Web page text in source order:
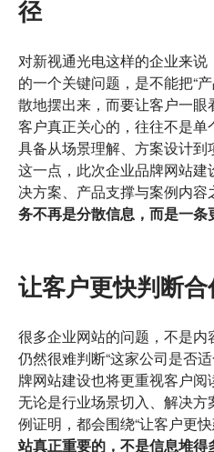
径
对新视通光电这样的企业来
的一个关键问题，是不能把“
散地摆出来，而要让客户一
客户真正关心的，往往不是
具备从场景理解、方案设计
这一点，此次企业品牌网站
决方案、产品支撑与案例内容
务不再是分散信息，而是一条
让客户更快判断
很多企业网站的问题，不是
仍然很难判断“这家公司是否
牌网站建设也将更重视客户阅
无论是行业场景切入、解决
例证明，都会围绕“让客户更快
站真正重要的，不是信息堆